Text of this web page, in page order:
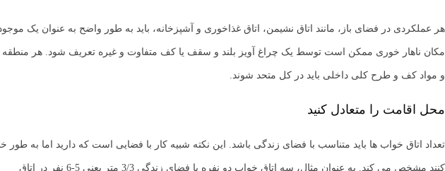
هر عملکردی در فضای باز، مانند اتاق نشیمن، اتاق غذاخوری و آشپزخانه، باید به طور واضح به عنوان یک
مکان ناهار خوری ممکن است توسط یک چراغ آویز بلند و سقف یا کف متفاوت و غیره تعریف شود. هر منطقه
و مواد کف و طرح کلی داخلی باید در کل متحد شوند.
محل اقامت را متعادل کنید
تعداد اتاق خواب ها باید متناسب با فضای زندگی باشد. این نکته شبیه کار با فضایی است که دارید اما به
کنند مشخص می کند. به عنوان مثال، سه اتاق خواب دو نفره با فضای زندگی 3/3 متر یعنی 5-6 نفر در اتاق